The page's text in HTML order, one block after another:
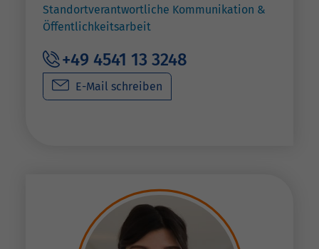
Standortverantwortliche Kommunikation &
Öffentlichkeitsarbeit
+49 4541 13 3248
E-Mail schreiben